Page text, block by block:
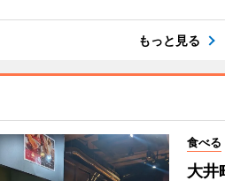
もっと見る
食べる
大井